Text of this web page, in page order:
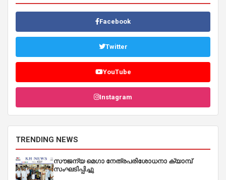
Facebook
Twitter
YouTube
Instagram
TRENDING NEWS
സൗജന്യ മെഗാ നേത്രപരിശോധനാ ക്യാമ്പ്
സംഘടിപ്പിച്ചു